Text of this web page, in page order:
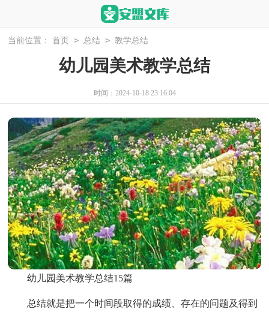
当前位置： 首页 > 总结 > 教学总结
幼儿园美术教学总结
时间：2024-10-18 23:16:04
幼儿园美术教学总结15篇
总结就是把一个时间段取得的成绩、存在的问题及得到